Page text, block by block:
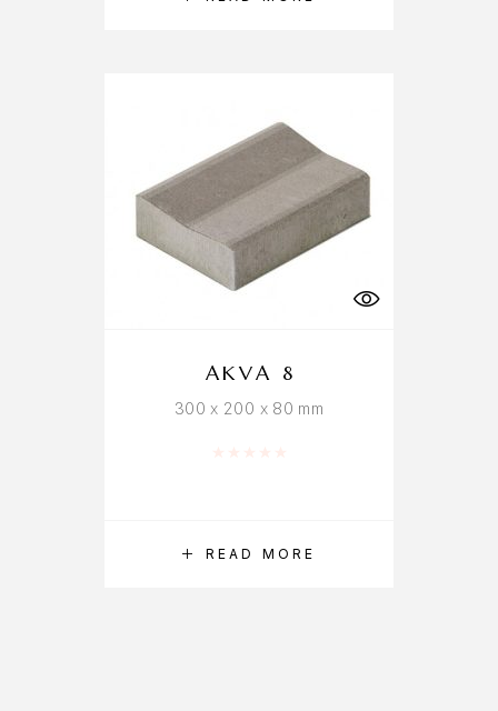
READ MORE
AKVA 8
300 x 200 x 80 mm